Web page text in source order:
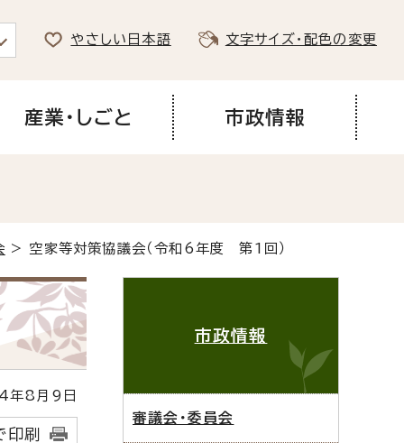
やさしい日本語 文字サイズ・配色の変更
産業・しごと 市政情報
> 空家等対策協議会（令和6年度 第1回）
8月9日
印刷
市政情報
審議会・委員会